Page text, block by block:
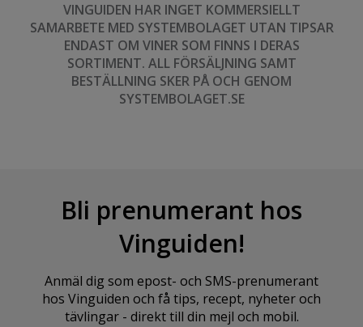
VINGUIDEN HAR INGET KOMMERSIELLT
SAMARBETE MED SYSTEMBOLAGET UTAN TIPSAR
ENDAST OM VINER SOM FINNS I DERAS
SORTIMENT. ALL FÖRSÄLJNING SAMT
BESTÄLLNING SKER PÅ OCH GENOM
SYSTEMBOLAGET.SE
Bli prenumerant hos
Vinguiden!
Anmäl dig som epost- och SMS-prenumerant
hos Vinguiden och få tips, recept, nyheter och
tävlingar - direkt till din mejl och mobil.